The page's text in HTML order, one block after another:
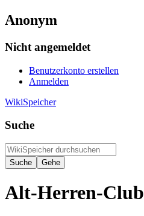
Anonym
Nicht angemeldet
Benutzerkonto erstellen
Anmelden
WikiSpeicher
Suche
Alt-Herren-Club